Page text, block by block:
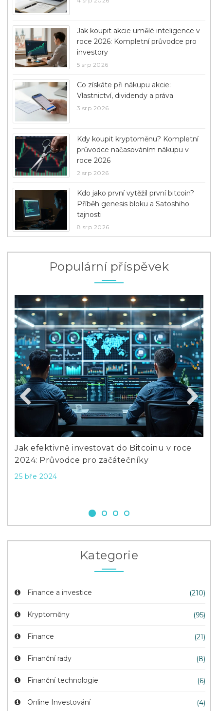
Jak koupit akcie umělé inteligence v
roce 2026: Kompletní průvodce pro
investory
5 srp 2026
Co získáte při nákupu akcie:
Vlastnictví, dividendy a práva
3 srp 2026
Kdy koupit kryptoměnu? Kompletní
průvodce načasováním nákupu v
roce 2026
2 srp 2026
Kdo jako první vytěžil první bitcoin?
Příběh genesis bloku a Satoshiho
tajnosti
8 srp 2026
Populární příspěvek
Jak efektivně investovat do Bitcoinu v roce
2024: Průvodce pro začátečníky
25 bře 2024
Next
Kategorie
Finance a investice (210)
Kryptoměny (95)
Finance (21)
Finanční rady (8)
Finanční technologie (6)
Online Investování (4)